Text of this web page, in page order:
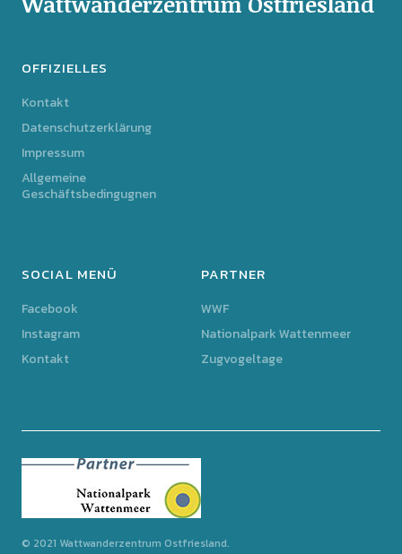
OFFIZIELLES
Kontakt
Datenschutzerklärung
Impressum
Allgemeine
Geschäftsbedingugnen
SOCIAL MENÜ
Facebook
Instagram
Kontakt
PARTNER
WWF
Nationalpark Wattenmeer
Zugvogeltage
© 2021 Wattwanderzentrum Ostfriesland